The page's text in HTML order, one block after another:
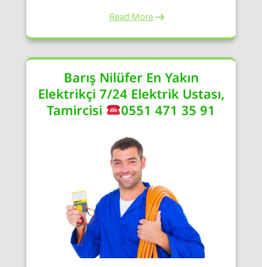
Read More
Barış Nilüfer En Yakın
Elektrikçi 7/24 Elektrik Ustası,
Tamircisi
0551 471 35 91